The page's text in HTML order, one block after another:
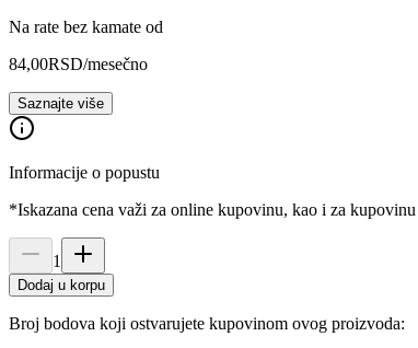
Na rate bez kamate od
84,00RSD/mesečno
Saznajte više
Informacije o popustu
*Iskazana cena važi za online kupovinu, kao i za
1
Dodaj u korpu
Broj bodova koji ostvarujete kupovinom ovog proizvoda: